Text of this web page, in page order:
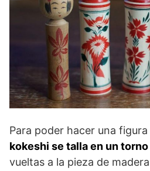
Para poder hacer una
kokeshi se talla en un torno
vueltas a la pieza de